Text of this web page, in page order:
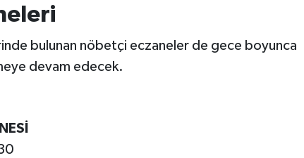
bulunan nöbetçi eczaneler de gece boyunca
devam edecek.